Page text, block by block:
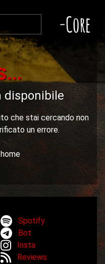
-Core
disponibile
che stai cercando non
un errore.
Spotify
Bot
Insta
Reviews